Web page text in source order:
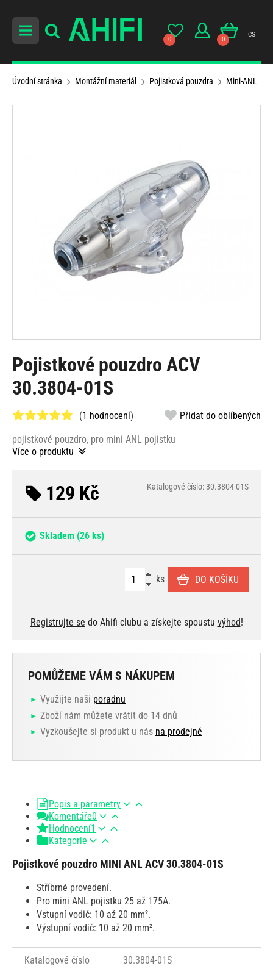
0 0
cs
Úvodní stránka Montážní materiál Pojistková pouzdra Mini-ANL
Pojistkové pouzdro ACV
30.3804-01S
(1 hodnocení) Přidat do oblíbených
pojistkové pouzdro, pro mini ANL pojistku
Více o produktu
129 Kč Katalogové číslo: 30.3804-01S
Skladem (26 ks)
ks DO KOŠÍKU
Registrujte se do Ahifi clubu a získejte spoustu výhod!
POMŮŽEME VÁM S NÁKUPEM
Využijte naši poradnu
Zboží nám můžete vrátit do 14 dnů
Vyzkoušejte si produkt u nás na prodejně
Popis a parametry
Komentáře0
Hodnocení1
Kategorie
Pojistkové pouzdro MINI ANL ACV 30.3804-01S
Stříbrné provedení.
Pro mini ANL pojistku 25 až 175A.
Vstupní vodič: 10 až 20 mm².
Výstupní vodič: 10 až 20 mm².
Katalogové číslo 30.3804-01S